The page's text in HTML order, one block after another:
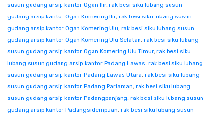
susun gudang arsip kantor Ogan Ilir, rak besi siku lubang susun
gudang arsip kantor Ogan Komering Ilir, rak besi siku lubang susun
gudang arsip kantor Ogan Komering Ulu, rak besi siku lubang susun
gudang arsip kantor Ogan Komering Ulu Selatan, rak besi siku lubang
susun gudang arsip kantor Ogan Komering Ulu Timur, rak besi siku
lubang susun gudang arsip kantor Padang Lawas, rak besi siku lubang
susun gudang arsip kantor Padang Lawas Utara, rak besi siku lubang
susun gudang arsip kantor Padang Pariaman, rak besi siku lubang
susun gudang arsip kantor Padangpanjang, rak besi siku lubang susun
gudang arsip kantor Padangsidempuan, rak besi siku lubang susun